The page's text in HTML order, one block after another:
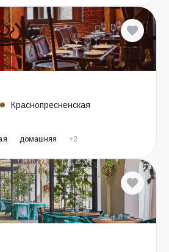
Краснопресненская
домашняя +2